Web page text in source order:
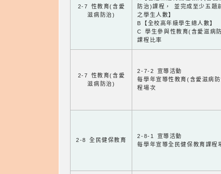
2-7 性教育(含愛
滋病防治)
防治)課程， 並完成至少五題
之學生人數】
B【全校高年級學生總人數】
C 學生參與性教育(含愛滋病
課程比率
2-7 性教育(含愛
滋病防治)
2-7-2 宣導活動
每學年宣導性教育(含愛滋病
程場次
2-8 全民健保教育
2-8-1 宣導活動
每學年宣導全民健保教育課程